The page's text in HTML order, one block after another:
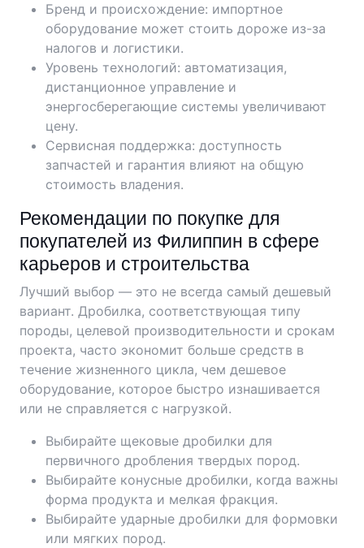
Бренд и происхождение: импортное
оборудование может стоить дороже из-за
налогов и логистики.
Уровень технологий: автоматизация,
дистанционное управление и
энергосберегающие системы увеличивают
цену.
Сервисная поддержка: доступность
запчастей и гарантия влияют на общую
стоимость владения.
Рекомендации по покупке для
покупателей из Филиппин в сфере
карьеров и строительства
Лучший выбор — это не всегда самый дешевый
вариант. Дробилка, соответствующая типу
породы, целевой производительности и срокам
проекта, часто экономит больше средств в
течение жизненного цикла, чем дешевое
оборудование, которое быстро изнашивается
или не справляется с нагрузкой.
Выбирайте щековые дробилки для
первичного дробления твердых пород.
Выбирайте конусные дробилки, когда важны
форма продукта и мелкая фракция.
Выбирайте ударные дробилки для формовки
или мягких пород.